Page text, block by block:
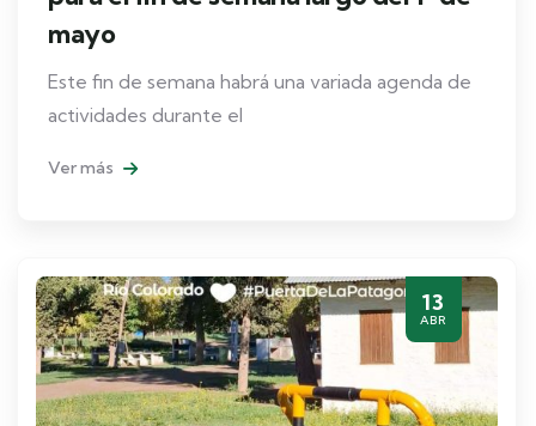
mayo
Este fin de semana habrá una variada agenda de
actividades durante el
Ver más
13
ABR